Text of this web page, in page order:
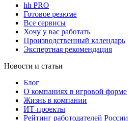
hh PRO
Готовое резюме
Все сервисы
Хочу у вас работать
Производственный календарь
Экспертная рекомендация
Новости и статьи
Блог
О компаниях в игровой форме
Жизнь в компании
ИТ-проекты
Рейтинг работодателей России